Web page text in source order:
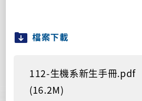
檔案下載
112-生機系新生手冊.pdf
(16.2M)